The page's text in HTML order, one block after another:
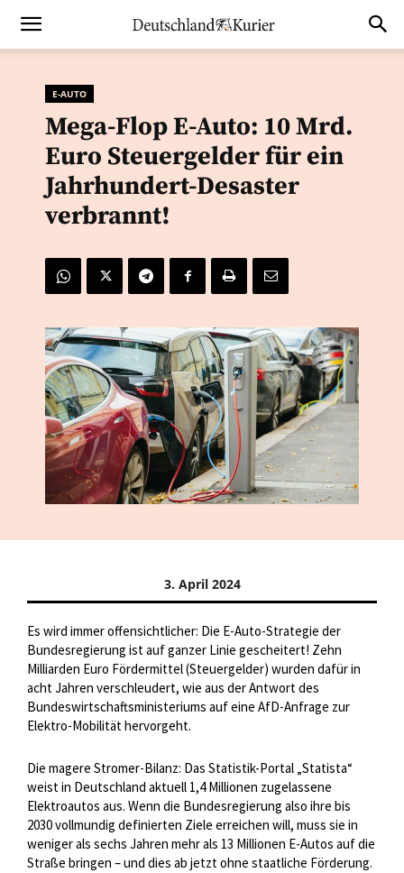
E-AUTO
Mega-Flop E-Auto: 10 Mrd.
Euro Steuergelder für ein
Jahrhundert-Desaster
verbrannt!
3. April 2024
Es wird immer offensichtlicher: Die E-Auto-Strategie der
Bundesregierung ist auf ganzer Linie gescheitert! Zehn
Milliarden Euro Fördermittel (Steuergelder) wurden dafür in
acht Jahren verschleudert, wie aus der Antwort des
Bundeswirtschaftsministeriums auf eine AfD-Anfrage zur
Elektro-Mobilität hervorgeht.
Die magere Stromer-Bilanz: Das Statistik-Portal „Statista“
weist in Deutschland aktuell 1,4 Millionen zugelassene
Elektroautos aus. Wenn die Bundesregierung also ihre bis
2030 vollmundig definierten Ziele erreichen will, muss sie in
weniger als sechs Jahren mehr als 13 Millionen E-Autos auf die
Straße bringen – und dies ab jetzt ohne staatliche Förderung.